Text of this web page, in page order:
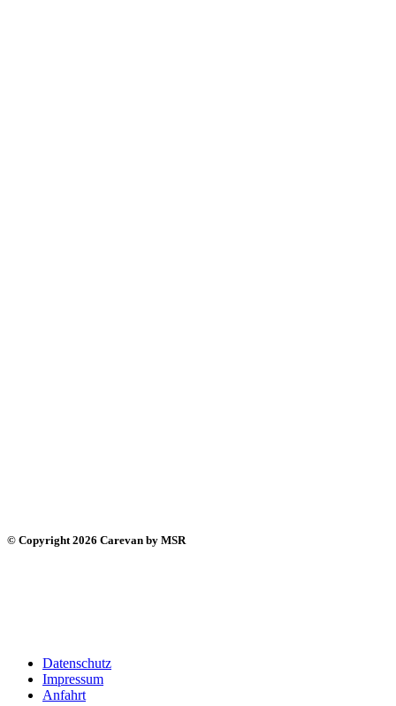
© Copyright 2026 Carevan by MSR
Datenschutz
Impressum
Anfahrt